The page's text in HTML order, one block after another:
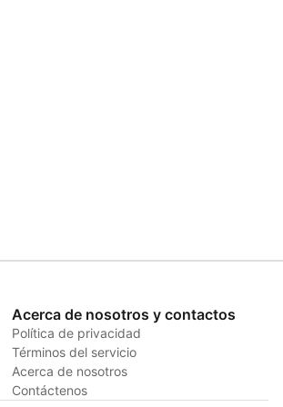
Acerca de nosotros y contactos
Política de privacidad
Términos del servicio
Acerca de nosotros
Contáctenos